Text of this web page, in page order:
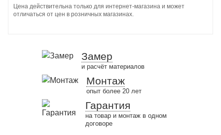
Цена действительна только для интернет-магазина и может
отличаться от цен в розничных магазинах.
Замер
и расчёт материалов
Монтаж
опыт более 20 лет
Гарантия
на товар и монтаж в одном
договоре